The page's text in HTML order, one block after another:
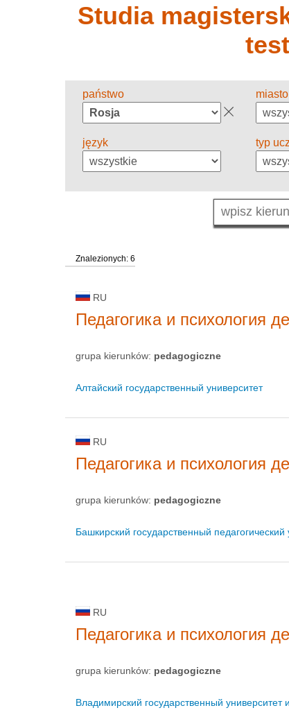
Studia
państwo miasto
język typ
Znalezionych: 6
RU
Педагогика и психология
grupa kierunków: pedagogiczne
Алтайский государственный университет
RU
Педагогика и психология
grupa kierunków: pedagogiczne
Башкирский государственный
RU
Педагогика и психология
grupa kierunków: pedagogiczne
Владимирский государственный